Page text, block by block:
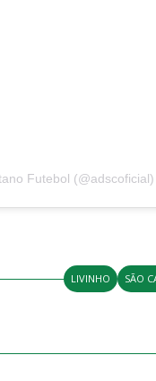
Futebol (@adscoficial)
LIVINHO SÃO